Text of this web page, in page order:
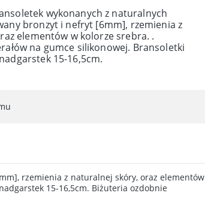
wykonanych z naturalnych
bronzyt i nefryt [6mm], rzemienia z
elementów w kolorze srebra. .
na gumce silikonowej. Bransoletki
15-16,5cm.
rzemienia z naturalnej skóry, oraz elementów
15-16,5cm. Biżuteria ozdobnie